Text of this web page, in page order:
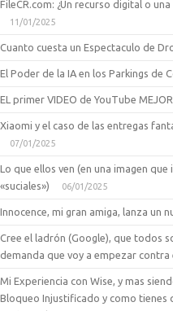
FileCR.com: ¿Un recurso digital o
11/01/2025
Cuanto cuesta un Espectaculo de
El Poder de la IA en los Parkings de
EL primer VIDEO de YouTube
Xiaomi y el caso de las entregas
07/01/2025
Lo que ellos ven (en una imagen
«suciales»)
06/01/2025
Innocence, mi gran amiga, lanza un
Cree el ladrón (Google), que todos
demanda que voy a empezar
Mi Experiencia con Wise, y mas
Bloqueo Injustificado y como tienes